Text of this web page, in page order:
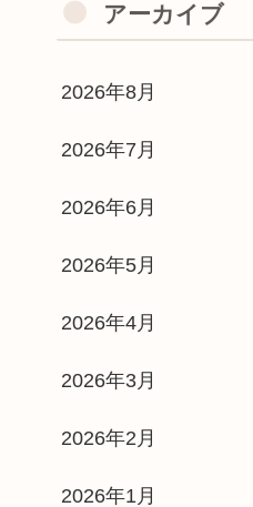
アーカイブ
2026年8月
2026年7月
2026年6月
2026年5月
2026年4月
2026年3月
2026年2月
2026年1月